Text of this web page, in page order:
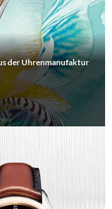
der Uhrenmanufaktur